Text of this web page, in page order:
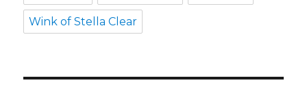
Wink of Stella Clear